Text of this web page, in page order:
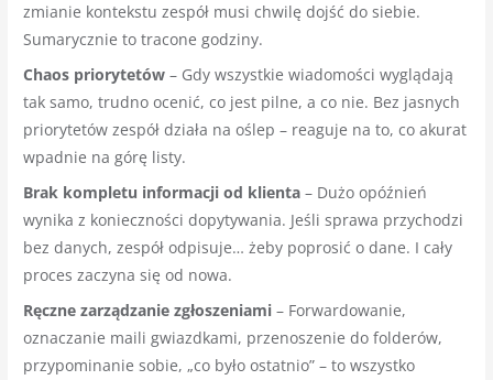
zmianie kontekstu zespół musi chwilę dojść do siebie.
Sumarycznie to tracone godziny.
Chaos priorytetów – Gdy wszystkie wiadomości wyglądają
tak samo, trudno ocenić, co jest pilne, a co nie. Bez jasnych
priorytetów zespół działa na oślep – reaguje na to, co akurat
wpadnie na górę listy.
Brak kompletu informacji od klienta – Dużo opóźnień
wynika z konieczności dopytywania. Jeśli sprawa przychodzi
bez danych, zespół odpisuje… żeby poprosić o dane. I cały
proces zaczyna się od nowa.
Ręczne zarządzanie zgłoszeniami – Forwardowanie,
oznaczanie maili gwiazdkami, przenoszenie do folderów,
przypominanie sobie, „co było ostatnio” – to wszystko